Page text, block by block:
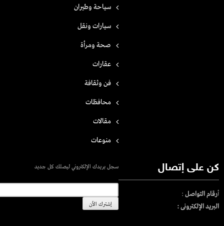
سياحة وطيران
سيارات ونقل
صحة ومرأة
عقارات
فن وثقافة
محافظات
مقالات
منوعات
كن على إتصال
أرقام التواصل :
البريد الإلكترونى :
سجل بريدك الإلكتروني ليصلك كل جديد